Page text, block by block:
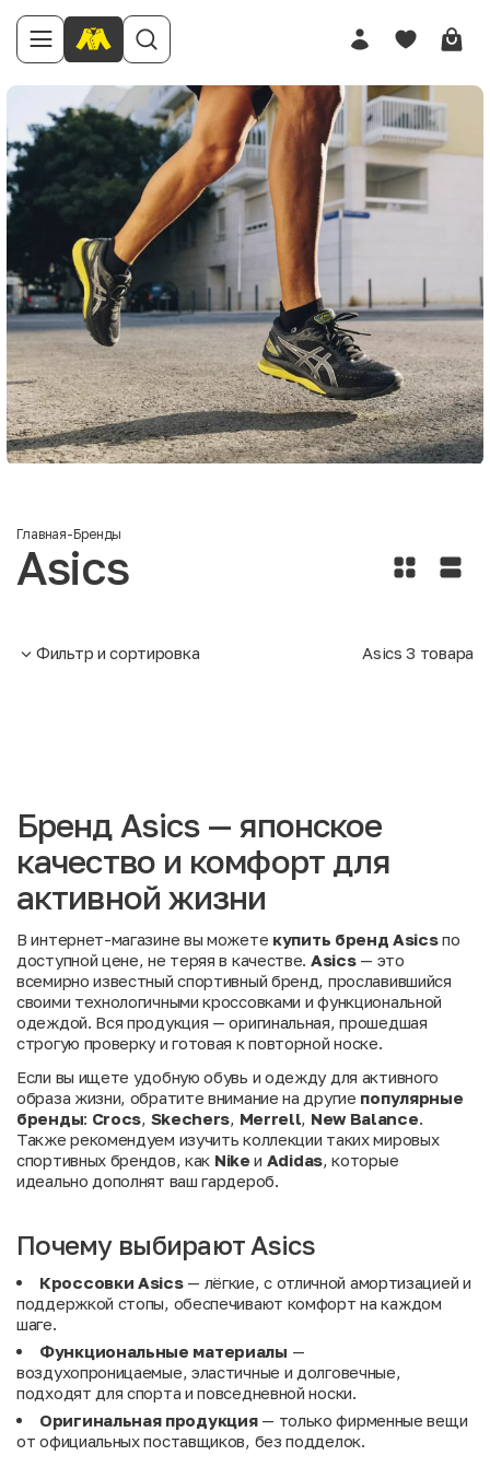
Главная-Бренды
Asics
Фильтр и сортировка Asics3 товара
Бренд Asics — японское
качество и комфорт для
активной жизни
В интернет-магазине вы можете купить бренд Asicsпо
доступной цене, не теряя в качестве. Asics— это
всемирно известный спортивный бренд, прославившийся
своими технологичными кроссовками и функциональной
одеждой. Вся продукция — оригинальная, прошедшая
строгую проверку и готовая к повторной носке.
Если вы ищете удобную обувь и одежду для активного
образа жизни, обратите внимание на другие популярные
бренды: Crocs, Skechers, Merrell, New Balance.
Также рекомендуем изучить коллекции таких мировых
спортивных брендов, как Nike и Adidas, которые
идеально дополнят ваш гардероб.
Почему выбирают Asics
Кроссовки Asics— лёгкие, с отличной амортизацией и
поддержкой стопы, обеспечивают комфорт на каждом
шаге.
Функциональные материалы —
воздухопроницаемые, эластичные и долговечные,
подходят для спорта и повседневной носки.
Оригинальная продукция— только фирменные вещи
от официальных поставщиков, без подделок.